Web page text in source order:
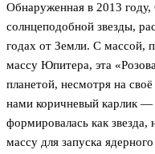
Обнаруженная в 2013 году,
солнцеподобной звезды,
годах от Земли. С массой,
массу Юпитера, эта
планетой, несмотря на
нами коричневый карлик —
формировалась как
массу для запуска